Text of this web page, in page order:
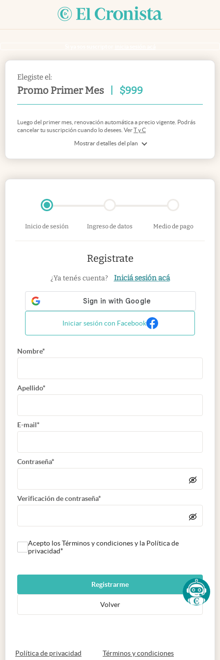
Elegiste el:
Promo Primer Mes $999
Mostrar detalles del plan
Luego del primer mes, renovación automática a precio vigente. Podrás
cancelar tu suscripción cuando lo desees. VerT y C
Inicio de sesión Ingreso de datos Medio de pago
Registrate
¿Ya tenés cuenta? Iniciá sesión acá
Iniciar sesión con Facebook
Nombre*
Apellido*
E-mail*
Contraseña*
Verificación de contraseña*
Acepto los Términos y condiciones y la Política de
privacidad*
Registrarme
Volver
Política de privacidad abre en nueva pestaña
Términos y condicionesabre en nueva